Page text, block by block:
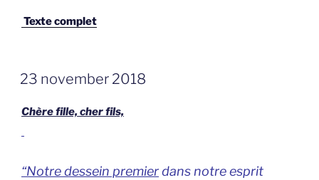
Texte complet
GEPLAATST
OP
23 november 2018
Chère fille, cher fils,
“Notre dessein premierdans notre esprit